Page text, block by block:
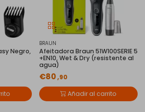
Negro,
BRAUN
Afeitadora Braun 51W100SERIE 5
+EN10, Wet & Dry (resistente al
agua)
€80,90
Añadir al carrito